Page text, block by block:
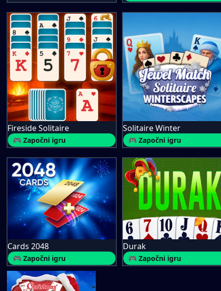
Fireside Solitaire
🎮 Započni igru
Solitaire Winter
🎮 Započni igru
Cards 2048
🎮 Započni igru
Durak
🎮 Započni igru